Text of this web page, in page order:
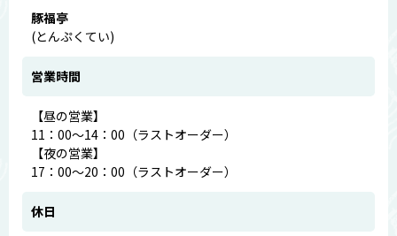
豚福亭
(とんぷくてい)
営業時間
【昼の営業】
11：00～14：00（ラストオーダー）
【夜の営業】
17：00～20：00（ラストオーダー）
休日